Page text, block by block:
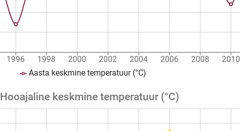
1996 1998 2000 2002 2004 2006 2008 2010
Aasta keskmine temperatuur (°C)
Hooajaline keskmine temperatuur (°C)